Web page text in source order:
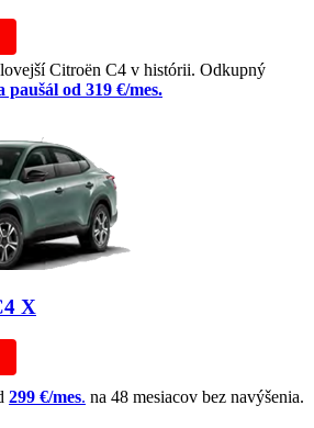
Citroën C4 v histórii. Odkupný
paušál od 319 €/mes.
X
299 €/mes. na 48 mesiacov bez navýšenia.